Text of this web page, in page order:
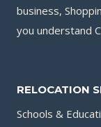
business,
you understand
RELOCATION
Schools &